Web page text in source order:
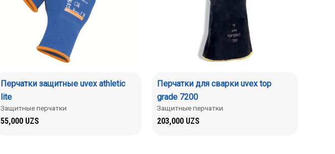
Перчатки защитные uvex athletic
lite
Защитные перчатки
55,000 UZS
Перчатки для сварки uvex top
grade 7200
Защитные перчатки
203,000 UZS